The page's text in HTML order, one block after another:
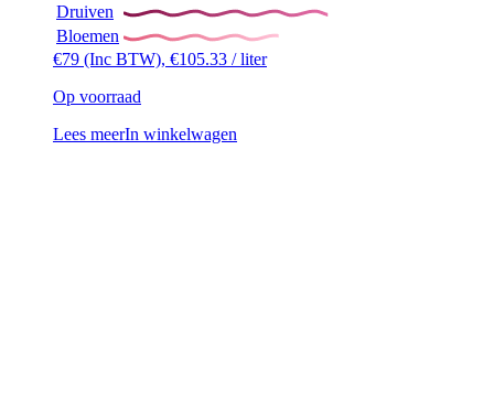
Druiven
Bloemen
€79 (Inc BTW), €105.33 / liter
Op voorraad
Lees meerIn winkelwagen